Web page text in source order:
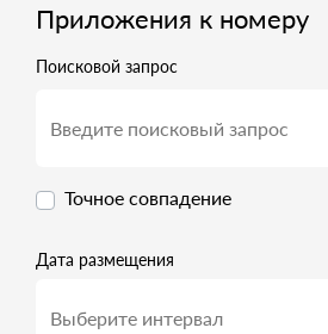
Приложения к номеру
Поисковой запрос
Точное совпадение
Дата размещения